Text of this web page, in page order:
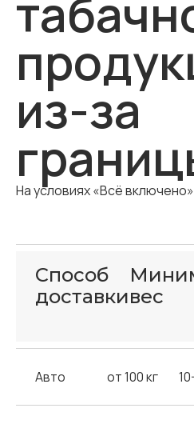
из-за
На условиях «Всё
Способ
доставкивес
Авто от 100 кг